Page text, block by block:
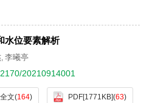
水位要素解析
, 李曦亭
20210914001
文(164) PDF[1771KB](63)